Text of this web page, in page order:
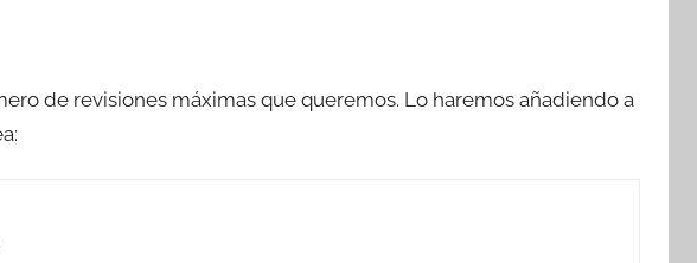
de revisiones máximas que queremos. Lo haremos añadiendo a